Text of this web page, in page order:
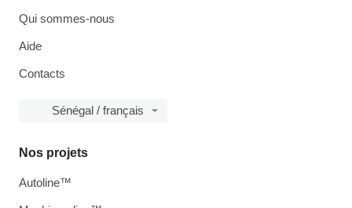
Qui sommes-nous
Aide
Contacts
Sénégal / français
Nos projets
Autoline™